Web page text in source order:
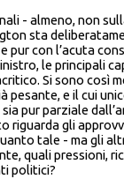
- almeno, non
sta
pur con l’acuta
le principali
Si sono così
pesante, e il cui
pur parziale
riguarda gli
tale - ma gli
quali pressioni,
politici?